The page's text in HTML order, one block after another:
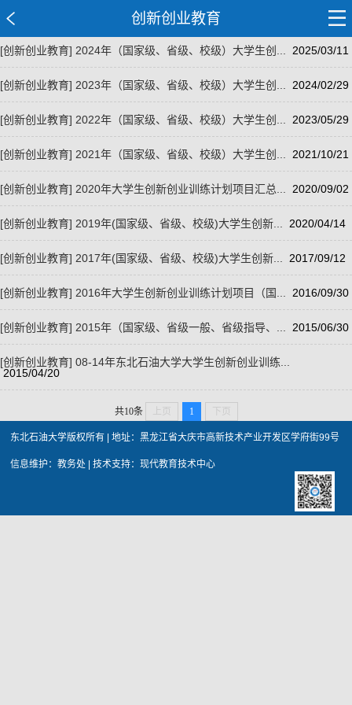
创新创业教育
[创新创业教育] 2024年（国家级、省级、校级）大学生创... 2025/03/11
[创新创业教育] 2023年（国家级、省级、校级）大学生创... 2024/02/29
[创新创业教育] 2022年（国家级、省级、校级）大学生创... 2023/05/29
[创新创业教育] 2021年（国家级、省级、校级）大学生创... 2021/10/21
[创新创业教育] 2020年大学生创新创业训练计划项目汇总... 2020/09/02
[创新创业教育] 2019年(国家级、省级、校级)大学生创新... 2020/04/14
[创新创业教育] 2017年(国家级、省级、校级)大学生创新... 2017/09/12
[创新创业教育] 2016年大学生创新创业训练计划项目（国... 2016/09/30
[创新创业教育] 2015年（国家级、省级一般、省级指导、... 2015/06/30
[创新创业教育] 08-14年东北石油大学大学生创新创业训练...
2015/04/20
共10条 1 下页
东北石油大学版权所有 | 地址：黑龙江省大庆市高新技术产业开发区学府街99号
信息维护：教务处 | 技术支持：现代教育技术中心